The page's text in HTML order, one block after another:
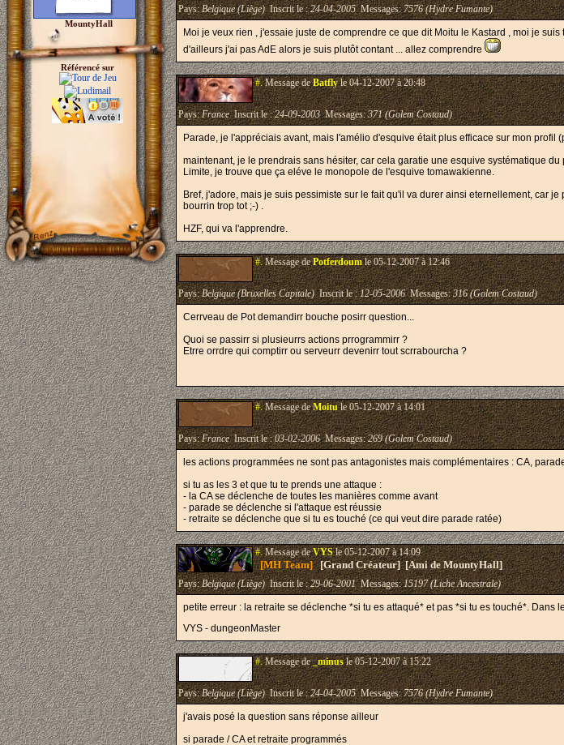
MountyHall
Référencé sur
Pays:Belgique (Liège)Inscrit le :24-04-2005Messages:7576 (Hydre Fumante)
Moi je veux rien , j'essaie juste de comprendre ce que dit Moitu le Kastard , moi je
d'ailleurs j'ai pas AdE alors je suis plutôt contant ... allez comprendre
#.Message deBatflyle 04-12-2007 à 20:48
Pays:FranceInscrit le :24-09-2003Messages:371 (Golem Costaud)
Parade, je l'appréciais avant, mais l'amélio d'esquive était plus efficace sur mon
maintenant, je le prendrais sans hésiter, car cela garatie une esquive systématique
Limite, je trouve que ça eléve le monopole de l'esquive tomawakienne.
Bref, j'adore, mais je suis pessimiste sur le fait qu'il va durer ainsi eternellement, car
bourrin trop tot ;-) .
HZF, qui va l'apprendre.
#.Message dePotferdoumle 05-12-2007 à 12:46
Pays:Belgique (Bruxelles Capitale)Inscrit le :12-05-2006Messages:316 (Golem Costaud)
Cerrveau de Pot demandirr bouche posirr question...
Quoi se passirr si plusieurrs actions prrogrammirr ?
Etrre orrdre qui comptirr ou serveurr devenirr tout scrrabourcha ?
#.Message deMoitule 05-12-2007 à 14:01
Pays:FranceInscrit le :03-02-2006Messages:269 (Golem Costaud)
les actions programmées ne sont pas antagonistes mais complémentaires : CA,
si tu as les 3 et que tu te prends une attaque :
- la CA se déclenche de toutes les manières comme avant
- parade se déclenche si l'attaque est réussie
- retraite se déclenche que si tu es touché (ce qui veut dire parade ratée)
#.Message deVYSle 05-12-2007 à 14:09
[MH Team][Grand Créateur] [Ami de MountyHall]
Pays:Belgique (Liège)Inscrit le :29-06-2001Messages:15197 (Liche Ancestrale)
petite erreur : la retraite se déclenche *si tu es attaqué* et pas *si tu es touché*. Dans
VYS - dungeonMaster
#.Message de_minusle 05-12-2007 à 15:22
Pays:Belgique (Liège)Inscrit le :24-04-2005Messages:7576 (Hydre Fumante)
j'avais posé la question sans réponse ailleur
si parade / CA et retraite programmés